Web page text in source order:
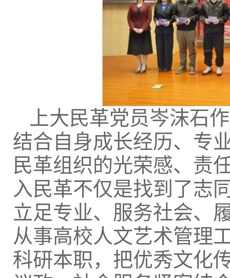
上大民革党员岑沫石
结合自身成长经历、专
民革组织的光荣感、责
入民革不仅是找到了志
立足专业、服务社会、
从事高校人文艺术管理
科研本职，把优秀文化